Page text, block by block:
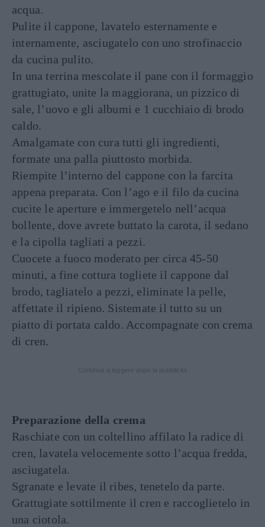
acqua.
Pulite il cappone, lavatelo esternamente e
internamente, asciugatelo con uno strofinaccio
da cucina pulito.
In una terrina mescolate il pane con il formaggio
grattugiato, unite la maggiorana, un pizzico di
sale, l’uovo e gli albumi e 1 cucchiaio di brodo
caldo.
Amalgamate con cura tutti gli ingredienti,
formate una palla piuttosto morbida.
Riempite l’interno del cappone con la farcita
appena preparata. Con l’ago e il filo da cucina
cucite le aperture e immergetelo nell’acqua
bollente, dove avrete buttato la carota, il sedano
e la cipolla tagliati a pezzi.
Cuocete a fuoco moderato per circa 45-50
minuti, a fine cottura togliete il cappone dal
brodo, tagliatelo a pezzi, eliminate la pelle,
affettate il ripieno. Sistemate il tutto su un
piatto di portata caldo. Accompagnate con crema
di cren.
Preparazione della crema
Raschiate con un coltellino affilato la radice di
cren, lavatela velocemente sotto l’acqua fredda,
asciugatela.
Sgranate e levate il ribes, tenetelo da parte.
Grattugiate sottilmente il cren e raccoglietelo in
una ciotola.